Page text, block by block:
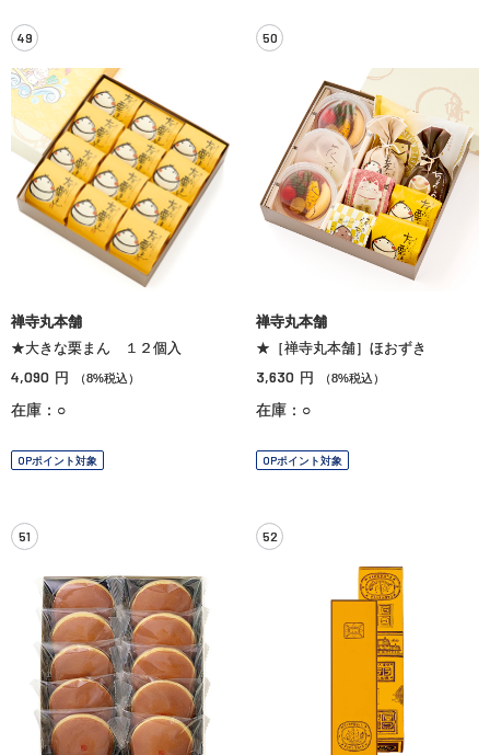
49
禅寺丸本舗
★大きな栗まん １２個入
4,090 円 （8%税込）
在庫：○
OPポイント対象
50
禅寺丸本舗
★［禅寺丸本舗］ほおずき
3,630 円 （8%税込）
在庫：○
OPポイント対象
51 52